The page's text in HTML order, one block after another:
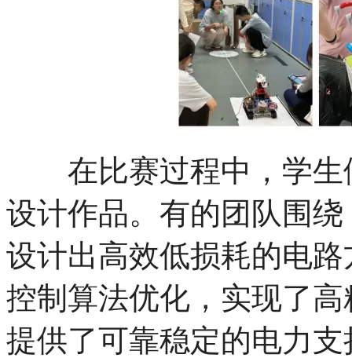
在比赛过程中，学生
设计作品。有的团队围绕
设计出高效低损耗的电
控制算法优化，实现了
提供了可靠稳定的电力